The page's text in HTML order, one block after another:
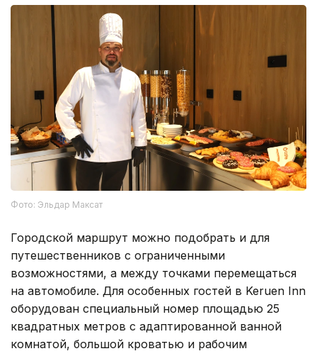
Фото: Эльдар Максат
Городской маршрут можно подобрать и для
путешественников с ограниченными
возможностями, а между точками перемещаться
на автомобиле. Для особенных гостей в Keruen Inn
оборудован специальный номер площадью 25
квадратных метров с адаптированной ванной
комнатой, большой кроватью и рабочим